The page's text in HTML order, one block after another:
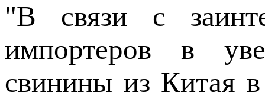
"В связи с
импортеров в
свинины из Китая